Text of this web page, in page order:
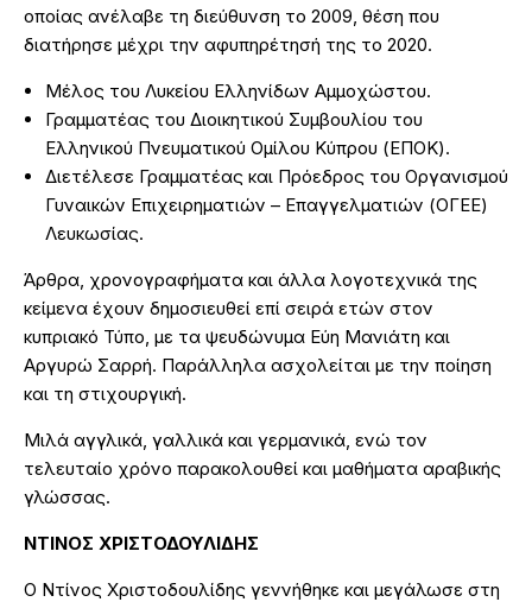
οποίας ανέλαβε τη διεύθυνση το 2009, θέση που
διατήρησε μέχρι την αφυπηρέτησή της το 2020.
Μέλος του Λυκείου Ελληνίδων Αμμοχώστου.
Γραμματέας του Διοικητικού Συμβουλίου του
Ελληνικού Πνευματικού Ομίλου Κύπρου (ΕΠΟΚ).
Διετέλεσε Γραμματέας και Πρόεδρος του Οργανισμού
Γυναικών Επιχειρηματιών – Επαγγελματιών (ΟΓΕΕ)
Λευκωσίας.
Άρθρα, χρονογραφήματα και άλλα λογοτεχνικά της
κείμενα έχουν δημοσιευθεί επί σειρά ετών στον
κυπριακό Τύπο, με τα ψευδώνυμα Εύη Μανιάτη και
Αργυρώ Σαρρή. Παράλληλα ασχολείται με την ποίηση
και τη στιχουργική.
Μιλά αγγλικά, γαλλικά και γερμανικά, ενώ τον
τελευταίο χρόνο παρακολουθεί και μαθήματα αραβικής
γλώσσας.
ΝΤΙΝΟΣ ΧΡΙΣΤΟΔΟΥΛΙΔΗΣ
Ο Ντίνος Χριστοδουλίδης γεννήθηκε και μεγάλωσε στη